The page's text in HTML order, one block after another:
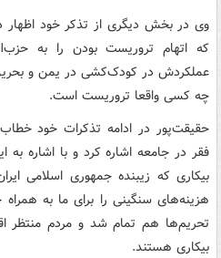
وی در بخش دیگری از تذکر خود
که اتهام تروریست‌ بودن را به
عملکردش در کودک‌کشی در یمن و
چه کسی واقعا تروریست است.
حقیقت‌پور در ادامه تذکرات خود
فقر در جامعه اشاره کرد و با اشاره
بیکاری که زیبنده جمهوری اسلامی
هزینه‌های سنگینی را برای ما به
تحریم‌ها هم تمام شد و مردم منتظر
بیکاری هستند.